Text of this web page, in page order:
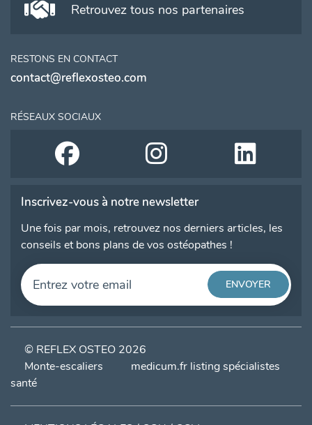
Retrouvez tous nos partenaires
RESTONS EN CONTACT
contact@reflexosteo.com
RÉSEAUX SOCIAUX
Inscrivez-vous à notre newsletter
Une fois par mois, retrouvez nos derniers articles, les
conseils et bons plans de vos ostéopathes !
© REFLEX OSTEO 2026
Monte-escaliers
medicum.fr listing spécialistes
santé